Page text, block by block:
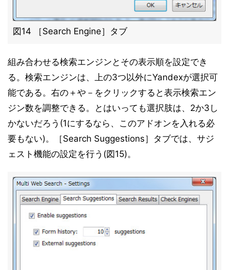
図14 ［Search Engine］タブ
組み合わせる検索エンジンとその表示順を設定でき
る。検索エンジンは、上の3つ以外にYandexが選択可
能である。右の＋や－をクリックすると表示検索エン
ジン数を調整できる。とはいっても選択肢は、2か3し
かないだろう(1にするなら、このアドオンを入れる必
要もない)。［Search Suggestions］タブでは、サジ
ェスト機能の設定を行う(図15)。